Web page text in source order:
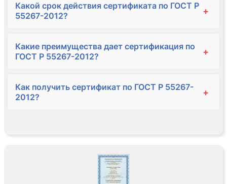
Какой срок действия сертификата по ГОСТ Р
55267-2012?
+
Какие преимущества дает сертификация по
ГОСТ Р 55267-2012?
+
Как получить сертификат по ГОСТ Р 55267-
2012?
+